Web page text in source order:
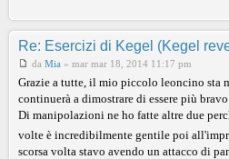
Re: Esercizi di Kegel (Kegel
da Mia » mar mar 18, 2014 11:17 pm
Grazie a tutte, il mio piccolo leoncino sta
continuerà a dimostrare di essere più
Di manipolazioni ne ho fatte altre due
volte è incredibilmente gentile poi
scorsa volta stavo avendo un attacco di